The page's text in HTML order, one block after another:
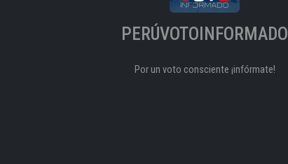
PERÚVOTOINFORMADO
Por un voto consciente ¡infórmate!